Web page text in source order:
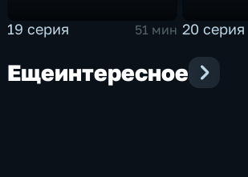
19 серия 51 мин 20 серия
Ещеинтересное